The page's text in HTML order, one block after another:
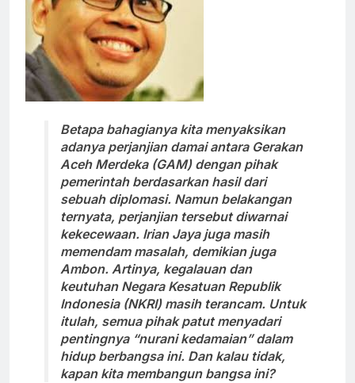
Betapa bahagianya kita menyaksikan
adanya perjanjian damai antara Gerakan
Aceh Merdeka (GAM) dengan pihak
pemerintah berdasarkan hasil dari
sebuah diplomasi. Namun belakangan
ternyata, perjanjian tersebut diwarnai
kekecewaan. Irian Jaya juga masih
memendam masalah, demikian juga
Ambon. Artinya, kegalauan dan
keutuhan Negara Kesatuan Republik
Indonesia (NKRI) masih terancam. Untuk
itulah, semua pihak patut menyadari
pentingnya “nurani kedamaian” dalam
hidup berbangsa ini. Dan kalau tidak,
kapan kita membangun bangsa ini?